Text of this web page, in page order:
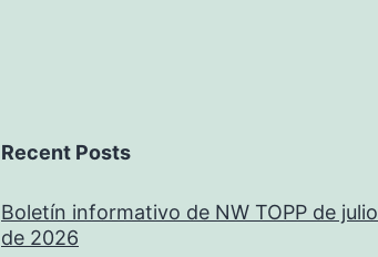
Recent Posts
Boletín informativo de NW TOPP de julio
de 2026